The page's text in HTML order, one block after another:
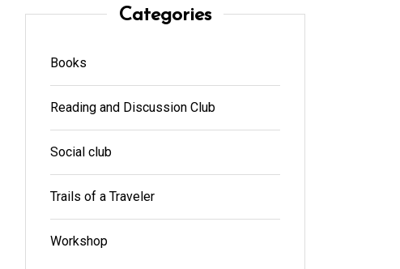
Categories
Books
Reading and Discussion Club
Social club
Trails of a Traveler
Workshop